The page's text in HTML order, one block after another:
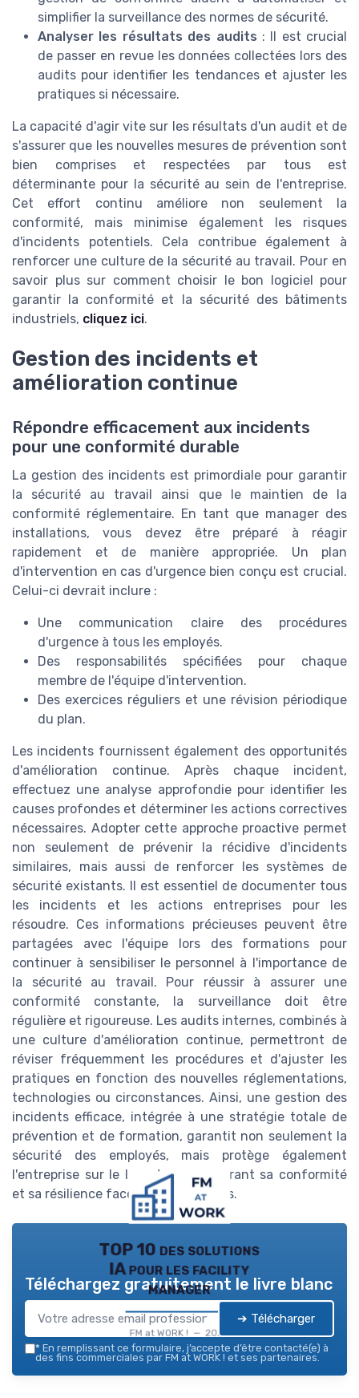
simplifier la surveillance des normes de sécurité.
Analyser les résultats des audits : Il est crucial
de passer en revue les données collectées lors des
audits pour identifier les tendances et ajuster les
pratiques si nécessaire.
La capacité d'agir vite sur les résultats d'un audit et de
s'assurer que les nouvelles mesures de prévention sont
bien comprises et respectées par tous est
déterminante pour la sécurité au sein de l'entreprise.
Cet effort continu améliore non seulement la
conformité, mais minimise également les risques
d'incidents potentiels. Cela contribue également à
renforcer une culture de la sécurité au travail. Pour en
savoir plus sur comment choisir le bon logiciel pour
garantir la conformité et la sécurité des bâtiments
industriels, cliquez ici.
Gestion des incidents et
amélioration continue
Répondre efficacement aux incidents
pour une conformité durable
La gestion des incidents est primordiale pour garantir
la sécurité au travail ainsi que le maintien de la
conformité réglementaire. En tant que manager des
installations, vous devez être préparé à réagir
rapidement et de manière appropriée. Un plan
d'intervention en cas d'urgence bien conçu est crucial.
Celui-ci devrait inclure :
Une communication claire des procédures
d'urgence à tous les employés.
Des responsabilités spécifiées pour chaque
membre de l'équipe d'intervention.
Des exercices réguliers et une révision périodique
du plan.
Les incidents fournissent également des opportunités
d'amélioration continue. Après chaque incident,
effectuez une analyse approfondie pour identifier les
causes profondes et déterminer les actions correctives
nécessaires. Adopter cette approche proactive permet
non seulement de prévenir la récidive d'incidents
similaires, mais aussi de renforcer les systèmes de
sécurité existants. Il est essentiel de documenter tous
les incidents et les actions entreprises pour les
résoudre. Ces informations précieuses peuvent être
partagées avec l'équipe lors des formations pour
continuer à sensibiliser le personnel à l'importance de
la sécurité au travail. Pour réussir à assurer une
conformité constante, la surveillance doit être
régulière et rigoureuse. Les audits internes, combinés à
une culture d'amélioration continue, permettront de
réviser fréquemment les procédures et d'ajuster les
pratiques en fonction des nouvelles réglementations,
technologies ou circonstances. Ainsi, une gestion des
incidents efficace, intégrée à une stratégie totale de
prévention et de formation, garantit non seulement la
sécurité des employés, mais protège également
l'entreprise sur le long terme, assurant sa conformité
et sa résilience face aux défis futurs.
TOP 10 des solutions
IA pour les facility
manager
FM at WORK ! — 2026
Téléchargez gratuitement le livre blanc
➔ Télécharger
* En remplissant ce formulaire, j’accepte d’être contacté(e) à
des fins commerciales par FM at WORK ! et ses partenaires.